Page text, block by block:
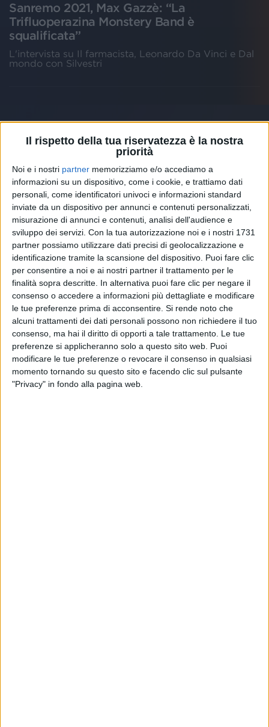
Il rispetto della tua riservatezza è la nostra
priorità
Noi e i nostri partner memorizziamo e/o accediamo a
informazioni su un dispositivo, come i cookie, e trattiamo dati
personali, come identificatori univoci e informazioni standard
inviate da un dispositivo per annunci e contenuti personalizzati,
misurazione di annunci e contenuti, analisi dell'audience e
sviluppo dei servizi. Con la tua autorizzazione noi e i nostri 1731
partner possiamo utilizzare dati precisi di geolocalizzazione e
identificazione tramite la scansione del dispositivo. Puoi fare clic
per consentire a noi e ai nostri partner il trattamento per le
finalità sopra descritte. In alternativa puoi fare clic per negare il
consenso o accedere a informazioni più dettagliate e modificare
le tue preferenze prima di acconsentire. Si rende noto che
alcuni trattamenti dei dati personali possono non richiedere il tuo
consenso, ma hai il diritto di opporti a tale trattamento. Le tue
preferenze si applicheranno solo a questo sito web. Puoi
modificare le tue preferenze o revocare il consenso in qualsiasi
momento tornando su questo sito e facendo clic sul pulsante
"Privacy" in fondo alla pagina web.
Sanremo 2021, Max Gazzè: “La
Trifluoperazina Monstery Band è
squalificata”
L'intervista su Il farmacista, Leonardo Da Vinci e Dal
mondo con Silvestri
NEWS 24 mag 2020
Max Gazzè torna in concerto: “Album
rinviato, cachet ridotto e ripartiamo”
“Live con mille spettatori per ridare la dignità del
lavoro a chi è fermo”